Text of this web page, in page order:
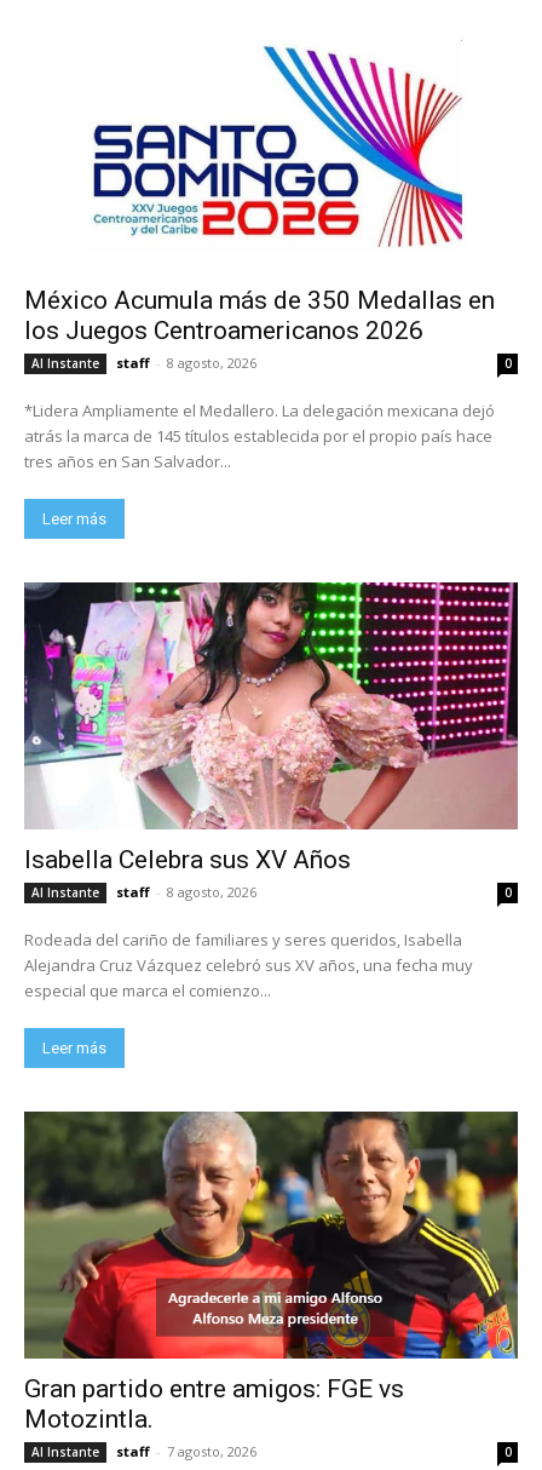
México Acumula más de 350 Medallas en
los Juegos Centroamericanos 2026
Al Instante staff - 8 agosto, 2026 0
*Lidera Ampliamente el Medallero. La delegación mexicana dejó
atrás la marca de 145 títulos establecida por el propio país hace
tres años en San Salvador...
Leer más
Isabella Celebra sus XV Años
Al Instante staff - 8 agosto, 2026 0
Rodeada del cariño de familiares y seres queridos, Isabella
Alejandra Cruz Vázquez celebró sus XV años, una fecha muy
especial que marca el comienzo...
Leer más
Gran partido entre amigos: FGE vs
Motozintla.
Al Instante staff - 7 agosto, 2026 0